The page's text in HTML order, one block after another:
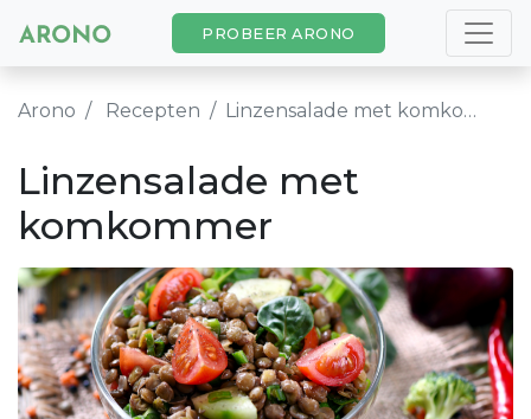
PROBEER ARONO
Arono Recepten Linzensalade met komkommer
Linzensalade met
komkommer